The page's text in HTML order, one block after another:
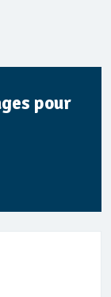
pour